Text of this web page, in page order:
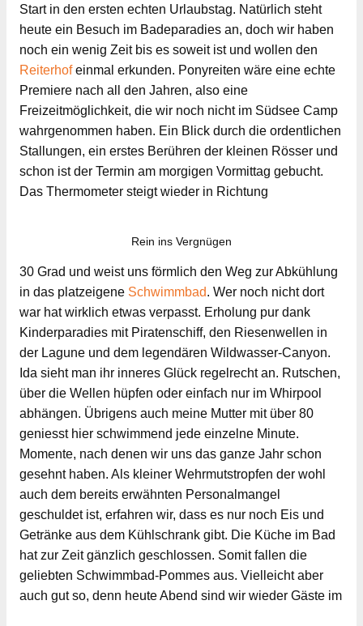
Start in den ersten echten Urlaubstag. Natürlich steht
heute ein Besuch im Badeparadies an, doch wir haben
noch ein wenig Zeit bis es soweit ist und wollen den
Reiterhofeinmal erkunden. Ponyreiten wäre eine echte
Premiere nach all den Jahren, also eine
Freizeitmöglichkeit, die wir noch nicht im Südsee Camp
wahrgenommen haben. Ein Blick durch die ordentlichen
Stallungen, ein erstes Berühren der kleinen Rösser und
schon ist der Termin am morgigen Vormittag gebucht.
Das Thermometer steigt wieder in Richtung
Rein ins Vergnügen
30 Grad und weist uns förmlich den Weg zur Abkühlung
in das platzeigene Schwimmbad. Wer noch nicht dort
war hat wirklich etwas verpasst. Erholung pur dank
Kinderparadies mit Piratenschiff, den Riesenwellen in
der Lagune und dem legendären Wildwasser-Canyon.
Ida sieht man ihr inneres Glück regelrecht an. Rutschen,
über die Wellen hüpfen oder einfach nur im Whirpool
abhängen. Übrigens auch meine Mutter mit über 80
geniesst hier schwimmend jede einzelne Minute.
Momente, nach denen wir uns das ganze Jahr schon
gesehnt haben. Als kleiner Wehrmutstropfen der wohl
auch dem bereits erwähnten Personalmangel
geschuldet ist, erfahren wir, dass es nur noch Eis und
Getränke aus dem Kühlschrank gibt. Die Küche im Bad
hat zur Zeit gänzlich geschlossen. Somit fallen die
geliebten Schwimmbad-Pommes aus. Vielleicht aber
auch gut so, denn heute Abend sind wir wieder Gäste im